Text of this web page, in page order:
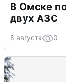
В Омске
двух АЗС
8 августа 0